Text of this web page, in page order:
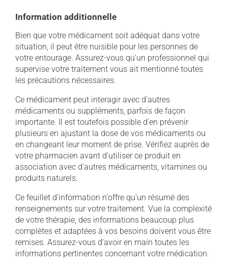
Information additionnelle
Bien que votre médicament soit adéquat dans votre
situation, il peut être nuisible pour les personnes de
votre entourage. Assurez-vous qu'un professionnel qui
supervise votre traitement vous ait mentionné toutes
les précautions nécessaires.
Ce médicament peut interagir avec d'autres
médicaments ou suppléments, parfois de façon
importante. Il est toutefois possible d'en prévenir
plusieurs en ajustant la dose de vos médicaments ou
en changeant leur moment de prise. Vérifiez auprès de
votre pharmacien avant d'utiliser ce produit en
association avec d'autres médicaments, vitamines ou
produits naturels.
Ce feuillet d'information n'offre qu'un résumé des
renseignements sur votre traitement. Vue la complexité
de votre thérapie, des informations beaucoup plus
complètes et adaptées à vos besoins doivent vous être
remises. Assurez-vous d'avoir en main toutes les
informations pertinentes concernant votre médication.